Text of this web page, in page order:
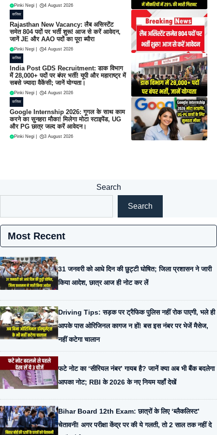
Pinki Negi 4 August 2026
करियर
Rajasthan New Vacancy: लैब असिस्टेंट
समेत 804 पदों पर भर्ती शुरू! आज से करें आवेदन,
जानें JE और AAO पदों का पूरा ब्यौरा
Pinki Negi 4 August 2026
करियर
India Post GDS Recruitment: डाक विभाग
में 28,000+ पदों पर बंपर भर्ती! यूपी और महाराष्ट्र में
सबसे ज्यादा वैकेंसी; जानें योग्यता।
Pinki Negi 4 August 2026
करियर
Google Internship 2026: गूगल के साथ काम
करने का सुनहरा मौका! मिलेगा मोटा स्टाइपेंड, UG
और PG छात्र जल्द करें आवेदन।
Pinki Negi 3 August 2026
Search
Search
Most Recent
31 जनवरी को आधे दिन की छुट्टी घोषित; जिला प्रशासन ने जारी
किया आदेश, छात्र आज ही नोट कर लें
Driving Tips: सड़क पर ट्रैफिक पुलिस नहीं रोक पाएगी, भले ही
आपके पास ओरिजिनल कागज न हों! बस इस नंबर पर भेजें मैसेज,
नहीं कटेगा चालान
फटे नोट का ‘सीरियल नंबर’ गायब है? जानें क्या अब भी बैंक बदलेगा
आपका नोट; RBI के 2026 के नए नियम यहाँ देखें
Bihar Board 12th Exam: छात्रों के लिए ‘ब्लैकलिस्ट’
चेतावनी! अगर परीक्षा केंद्र पर की ये गलती, तो 2 साल तक नहीं दे